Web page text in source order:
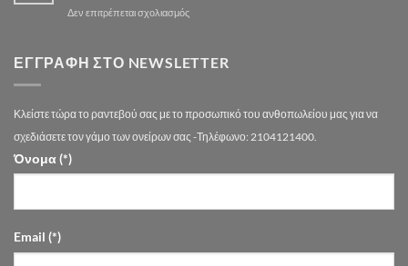
Τάσεις
Αθήνα
Δεν επιτρέπεται σχολιασμόςστο
στον
Drimalas
Flowers
ΕΓΓΡΑΦΉ ΣΤΟ NEWSLETTER
Κλείστε τώρα το ραντεβού σας με το προσωπικό του ανθοπωλείου μας για να
σχεδιάσετε τον γάμο των ονείρων σας -Τηλέφωνο: 2104121400.
Όνομα (*)
Email (*)